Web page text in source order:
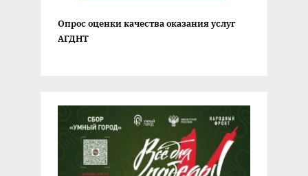
Опрос оценки качества оказания услуг
АГДНТ